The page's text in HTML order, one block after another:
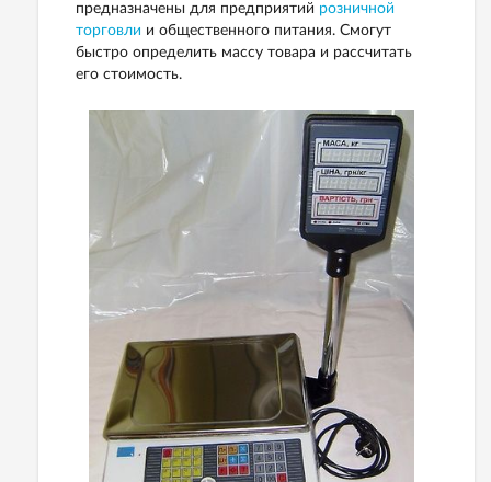
предназначены для предприятий розничной
торговли и общественного питания. Смогут
быстро определить массу товара и рассчитать
его стоимость.